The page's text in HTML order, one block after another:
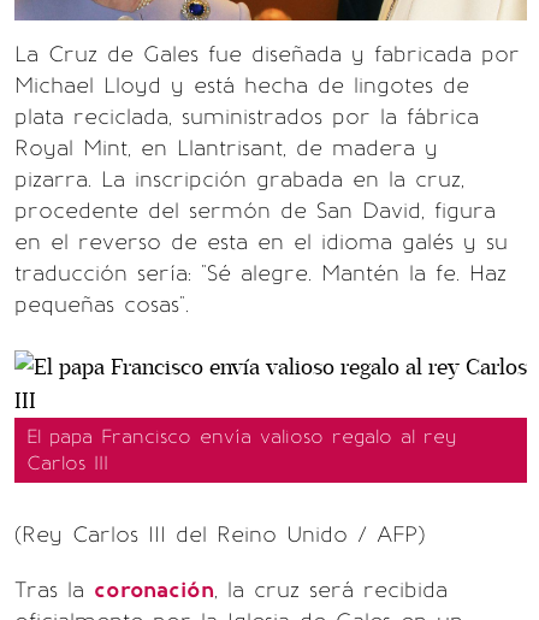
La Cruz de Gales fue diseñada y fabricada por
Michael Lloyd y está hecha de lingotes de
plata reciclada, suministrados por la fábrica
Royal Mint, en Llantrisant, de madera y
pizarra. La inscripción grabada en la cruz,
procedente del sermón de San David, figura
en el reverso de esta en el idioma galés y su
traducción sería: "Sé alegre. Mantén la fe. Haz
pequeñas cosas".
El papa Francisco envía valioso regalo al rey
Carlos III
(Rey Carlos III del Reino Unido / AFP)
Tras la coronación, la cruz será recibida